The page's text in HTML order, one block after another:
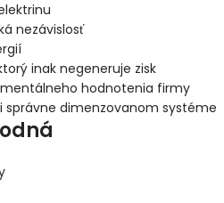
nezávislosť
inak negeneruje zisk
hodnotenia firmy
dimenzovanom systéme